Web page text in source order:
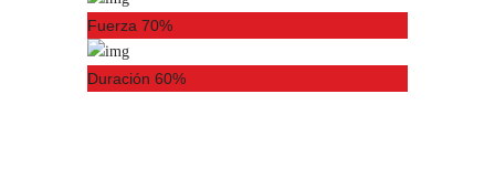
Fuerza 70%
Duración 60%